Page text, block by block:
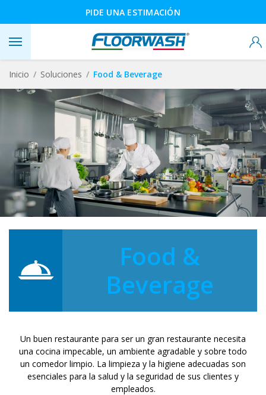
PIDE UNA ESTIMACIÓN
Inicio Soluciones Food & Beverage
Food &
Beverage
Un buen restaurante para ser un gran restaurante necesita
una cocina impecable, un ambiente agradable y sobre todo
un comedor limpio. La limpieza y la higiene adecuadas son
esenciales para la salud y la seguridad de sus clientes y
empleados.